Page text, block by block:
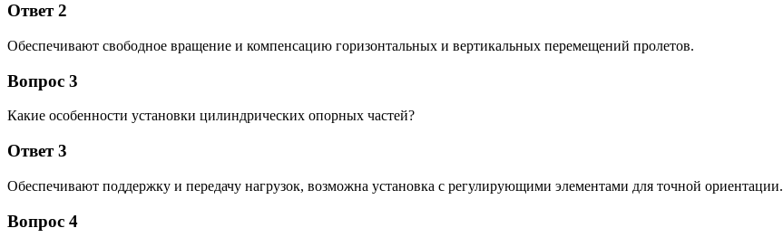
Ответ 2
Обеспечивают свободное вращение и компенсацию горизонтальных и вертикальных перемещений пролетов.
Вопрос 3
Какие особенности установки цилиндрических опорных частей?
Ответ 3
Обеспечивают поддержку и передачу нагрузок, возможна установка с регулирующими элементами для точной ориентации.
Вопрос 4